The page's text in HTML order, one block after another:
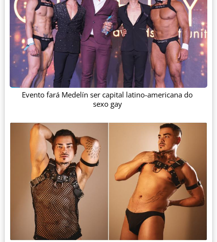
Evento fará Medelín ser capital latino-americana do
sexo gay